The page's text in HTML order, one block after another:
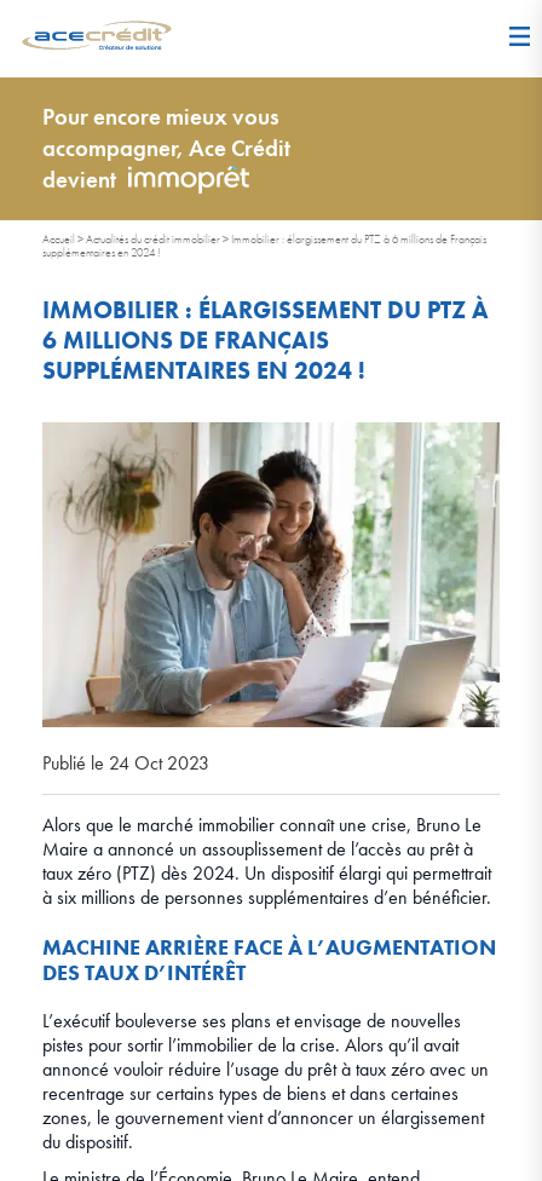
Pour encore mieux vous
accompagner, Ace Crédit
devient
Accueil >Actualités du crédit immobilier> Immobilier : élargissement du PTZ à 6 millions de Français
supplémentaires en 2024 !
IMMOBILIER : ÉLARGISSEMENT DU PTZ À
6 MILLIONS DE FRANÇAIS
SUPPLÉMENTAIRES EN 2024 !
Publié le 24 Oct 2023
Alors que le marché immobilier connaît une crise, Bruno Le
Maire a annoncé un assouplissement de l’accès au prêt à
taux zéro (PTZ) dès 2024. Un dispositif élargi qui permettrait
à six millions de personnes supplémentaires d’en bénéficier.
MACHINE ARRIÈRE FACE À L’AUGMENTATION
DES TAUX D’INTÉRÊT
L’exécutif bouleverse ses plans et envisage de nouvelles
pistes pour sortir l’immobilier de la crise. Alors qu’il avait
annoncé vouloir réduire l’usage du prêt à taux zéro avec un
recentrage sur certains types de biens et dans certaines
zones, le gouvernement vient d’annoncer un élargissement
du dispositif.